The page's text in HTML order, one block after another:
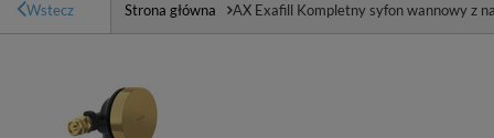
Wstecz Strona główna AX Exafill Kompletny syfon wannowy z